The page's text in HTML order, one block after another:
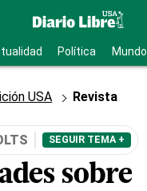
Política Mundo
USA Revista
SEGUIR TEMA +
sobre